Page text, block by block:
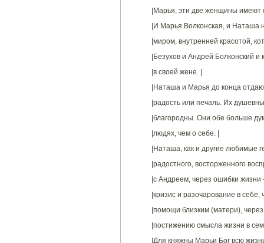
|Марья, эти две женщины имеют
|И Марья Волконская, и Наташа
|миром, внутренней красотой,
|Безухов и Андрей Болконский
|в своей жене. |
|Наташа и Марья до конца
|радость или печаль. Их
|благородны. Они обе больше
|людях, чем о себе. |
|Наташа, как и другие любимые
|радостного, восторженного
|с Андреем, через ошибки
|кризис и разочарование в
|помощи близким (матери),
|постижению смысла жизни в
|Для княжны Марьи Бог всю